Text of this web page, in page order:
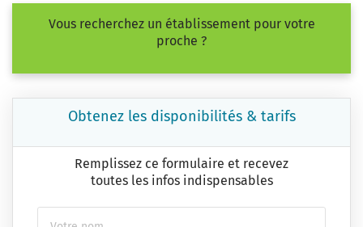
Vous recherchez un établissement pour votre
proche ?
Obtenez les disponibilités & tarifs
Remplissez ce formulaire et recevez
toutes les infos indispensables